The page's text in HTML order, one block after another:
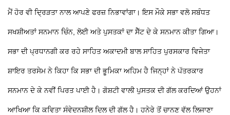
ਮੈਂ ਹੋਰ ਵੀ ਦ੍ਰਿੜਤਾ ਨਾਲ ਆਪਣੇ ਫਰਜ਼ ਨਿਭਾਵਾਂਗਾ। ਇਸ ਮੌਕੇ ਸਭਾ ਵਲੋ ਸਬੰਧਤ
ਸਖਸ਼ੀਅਤਾਂ ਸਨਮਾਨ ਚਿੰਨ, ਲੋਈ ਅਤੇ ਪੁਸਤਕਾਂ ਦਾ ਸੈੱਟ ਦੇ ਕੇ ਸਨਮਾਨ ਕੀਤਾ ਗਿਆ।
ਸਭਾ ਦੀ ਪ੍ਰਧਾਨਗੀ ਕਰ ਰਹੇ ਸਾਹਿਤ ਅਕਾਦਮੀ ਬਾਲ ਸਾਹਿਤ ਪੁਰਸਕਾਰ ਵਿਜੇਤਾ
ਸ਼ਾਇਰ ਤਰਸੇਮ ਨੇ ਕਿਹਾ ਕਿ ਸਭਾ ਦੀ ਭੂਮਿਕਾ ਅਹਿਮ ਹੈ ਜਿਨ੍ਹਾਂ ਨੇ ਪੱਤਰਕਾਰ
ਸਨਮਾਨ ਦੇ ਕੇ ਨਵੀਂ ਪਿਰਤ ਪਾਈ ਹੈ। ਗੋਸ਼ਟੀ ਵਾਲੀ ਪੁਸਤਕ ਦੀ ਗੱਲ ਕਰਦਿਆਂ ਉਹਨਾਂ
ਆਖਿਆ ਕਿ ਕਵਿਤਾ ਸੰਵੇਦਨਸ਼ੀਲ ਦਿਲ ਦੀ ਗੱਲ ਹੈ। ਹਨੇਰੇ ਤੋਂ ਚਾਨਣ ਵੱਲ ਲਿਜਾਣਾ